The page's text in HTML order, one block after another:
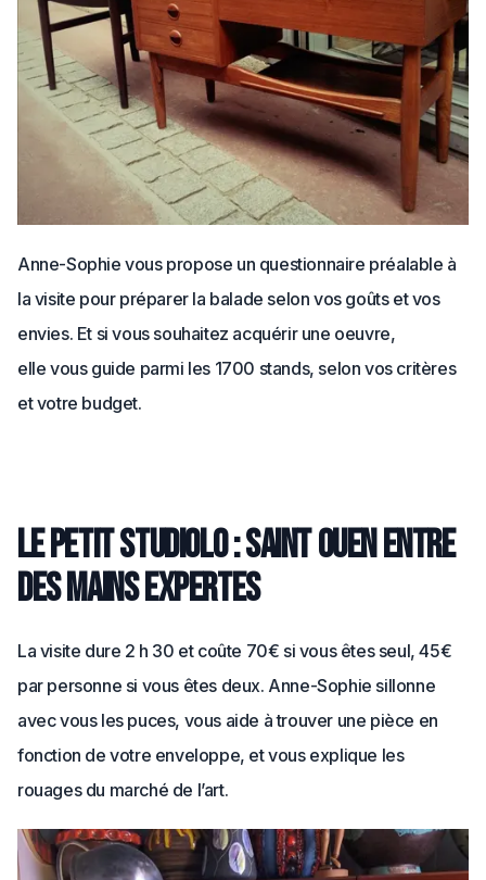
Anne-Sophie vous propose un questionnaire préalable à
la visite pour préparer la balade selon vos goûts et vos
envies. Et si vous souhaitez acquérir une oeuvre,
elle vous guide parmi les 1700 stands, selon vos critères
et votre budget.
Le petit Studiolo : Saint Ouen entre
des mains expertes
La visite dure 2 h 30 et coûte 70€ si vous êtes seul, 45€
par personne si vous êtes deux. Anne-Sophie sillonne
avec vous les puces, vous aide à trouver une pièce en
fonction de votre enveloppe, et vous explique les
rouages du marché de l’art.